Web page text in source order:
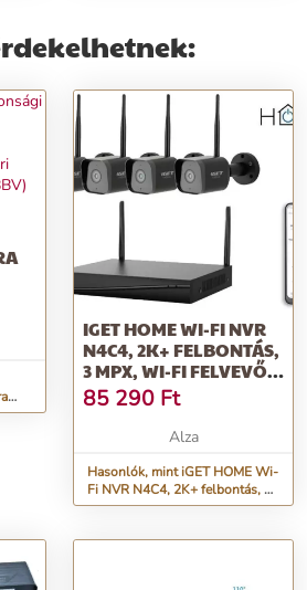
IGET HOME WI-FI NVR
N4C4, 2K+ FELBONTÁS,
3 MPX, WI-FI FELVEVŐ
VÍZÁLLÓ KAMERÁKKAL
ÉS KÉTIRÁNYÚ ÁTVITE
85 290 Ft
Alza
Hasonlók, mint iGET HOME Wi-
Fi NVR N4C4, 2K+ felbontás, 3
MPx, Wi-Fi felvevő vízálló